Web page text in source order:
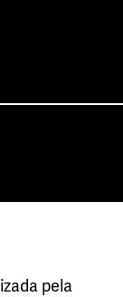
pela